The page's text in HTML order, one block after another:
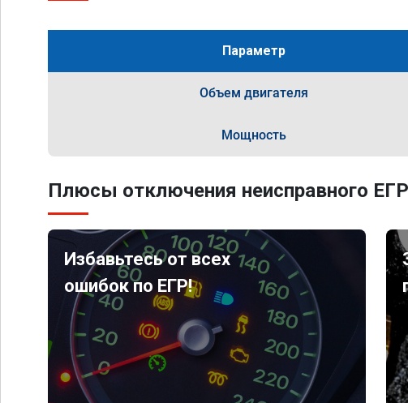
Параметр
Объем двигателя
Мощность
Плюсы отключения неисправного
Избавьтесь от всех
ошибок по ЕГР!